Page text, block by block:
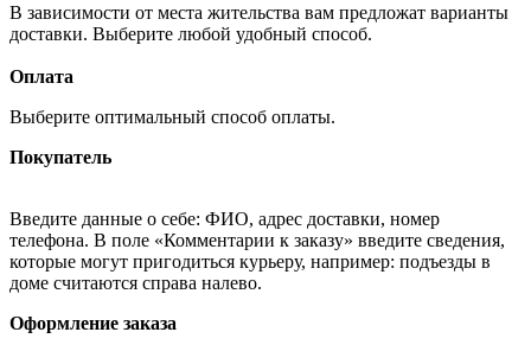
В зависимости от места жительства вам предложат варианты
доставки. Выберите любой удобный способ.
Оплата
Выберите оптимальный способ оплаты.
Покупатель
Введите данные о себе: ФИО, адрес доставки, номер
телефона. В поле «Комментарии к заказу» введите сведения,
которые могут пригодиться курьеру, например: подъезды в
доме считаются справа налево.
Оформление заказа